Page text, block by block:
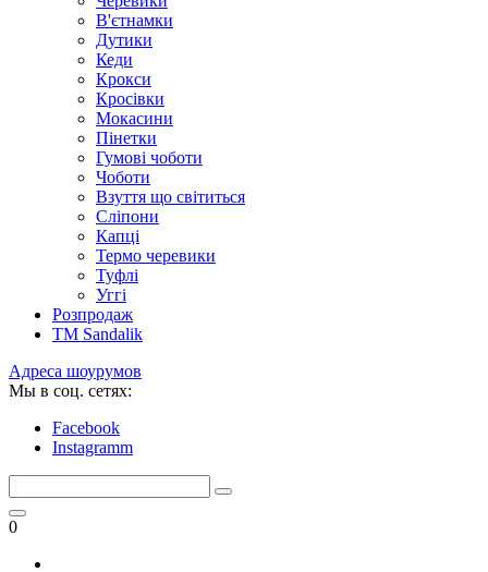
В'єтнамки
Дутики
Кеди
Крокси
Кросівки
Мокасини
Пінетки
Гумові чоботи
Чоботи
Взуття що світиться
Сліпони
Капці
Термо черевики
Туфлі
Уггі
Розпродаж
TM Sandalik
Адреса шоурумов
Мы в соц. сетях:
Facebook
Instagramm
0